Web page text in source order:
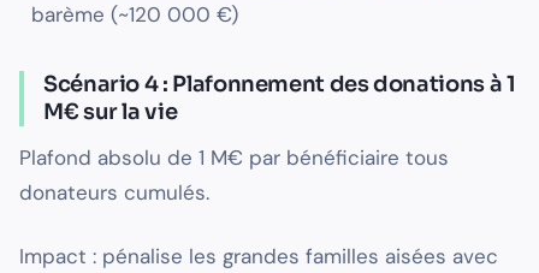
barème (~120 000 €)
Scénario 4 : Plafonnement des donations à 1
M€ sur la vie
Plafond absolu de 1 M€ par bénéficiaire tous
donateurs cumulés.
Impact : pénalise les grandes familles aisées avec